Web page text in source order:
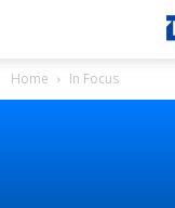
Home In Focus